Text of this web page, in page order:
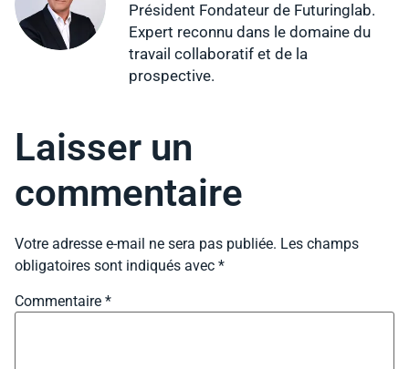
Président Fondateur de Futuringlab.
Expert reconnu dans le domaine du
travail collaboratif et de la
prospective.
Laisser un
commentaire
Votre adresse e-mail ne sera pas publiée. Les champs
obligatoires sont indiqués avec *
Commentaire *